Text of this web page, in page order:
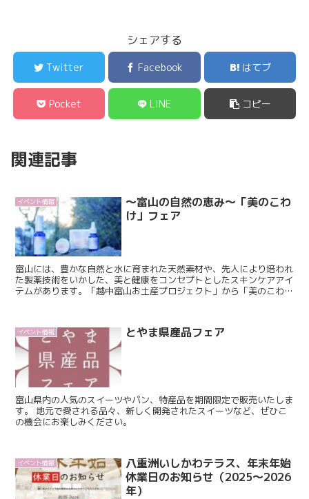
シェアする
Twitter Facebook はてブ
Pocket LINE コピー
関連記事
イベント情報
～富山の自然の恵み～「美のこわ
け」フェア
富山には、豊かな自然と水に育まれた天然素材や、先人により培われ
た製薬技術をいかした、美と健康をコンセプトとしたスキンケアアイ
テムがあります。「越中富山お土産プロジェクト」から「美のこわ
イベント情報 とやま県産品フェア
富山県内の人気のスイーツやパン、特産品を期間限定で販売いたしま
す。 地元で愛される品々、新しく開発されたスイーツなど、ぜひこ
の機会にお楽しみください。
イベント情報
八重洲いしかわテラス、年末年始
休業日のお知らせ（2025～2026
年）